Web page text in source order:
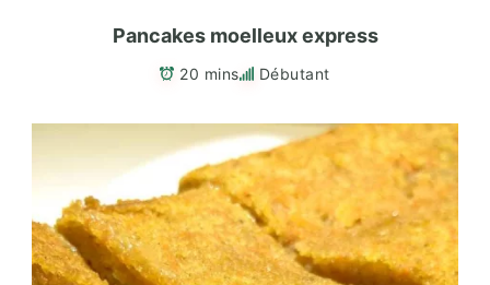
Pancakes moelleux express
20 mins Débutant